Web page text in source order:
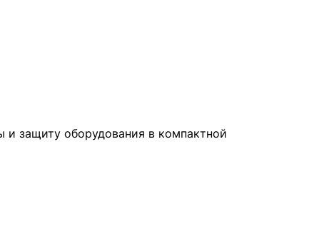
защиту оборудования в компактной